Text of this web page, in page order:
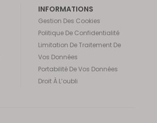
INFORMATIONS
Gestion Des Cookies
Politique De Confidentialité
Limitation De Traitement De
Vos Données
Portabilité De Vos Données
Droit À L’oubli